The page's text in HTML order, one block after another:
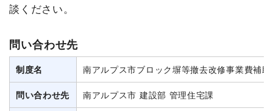
談ください。
問い合わせ先
制度名 南アルプス市ブロック塀等撤去改修事業費補助
問い合わせ先 南アルプス市 建設部 管理住宅課